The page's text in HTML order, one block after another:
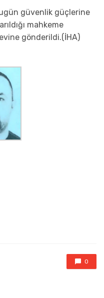
güvenlik güçlerine
mahkeme
gönderildi.(İHA)
0